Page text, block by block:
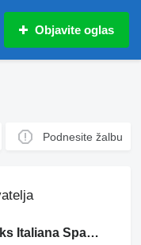
Objavite oglas
Podnesite žalbu
Trucks Italiana Spareparts